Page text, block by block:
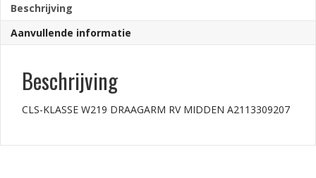
Beschrijving
Aanvullende informatie
Beschrijving
CLS-KLASSE W219 DRAAGARM RV MIDDEN A2113309207